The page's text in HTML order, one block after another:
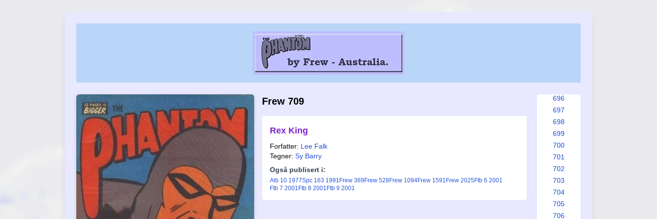
Frew 709
Rex King
Forfatter: Lee Falk
Tegner: Sy Barry
Også publisert i:
Alb 10 1977Spc 163 1991 Frew 369 Frew 528Frew 1094Frew 1591 Frew 2025Ftb 6 2001
Ftb 7 2001 Ftb 8 2001 Ftb 9 2001
696
697
698
699
700
701
702
703
704
705
706